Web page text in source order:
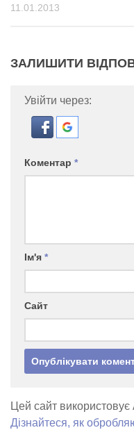
11.01.2013
ЗАЛИШИТИ
Увійти через:
Коментар *
Ім'я *
Сайт
Цей сайт
Дізнайтеся, як